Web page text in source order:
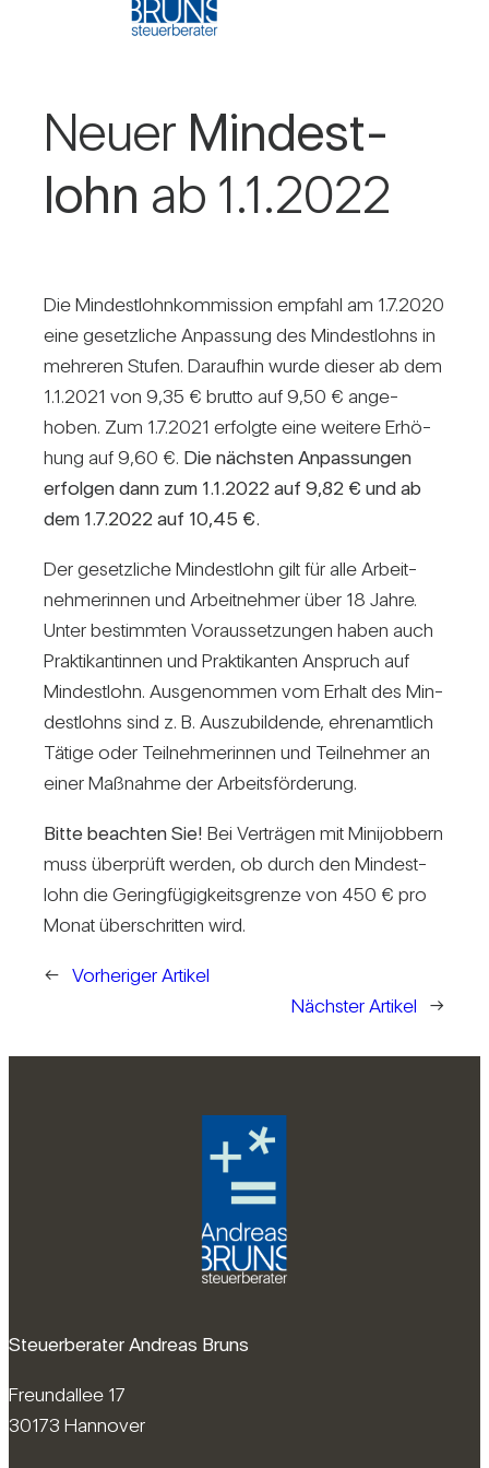
Neuer Min­dest­
lohn ab 1.1.2022
Die Min­dest­lohn­kom­mis­sion emp­fahl am 1.7.2020
eine gesetz­liche Anpas­sung des Min­dest­lohns in
meh­reren Stufen. Dar­aufhin wurde dieser ab dem
1.1.2021 von 9,35 € brutto auf 9,50 € ange­
hoben. Zum 1.7.2021 erfolgte eine wei­tere Erhö­
hung auf 9,60 €. Die nächsten Anpas­sungen
erfolgen dann zum 1.1.2022 auf 9,82 € und ab
dem 1.7.2022 auf 10,45 €.
Der gesetz­liche Min­dest­lohn gilt für alle Arbeit­
neh­me­rinnen und Arbeit­nehmer über 18 Jahre.
Unter bestimmten Vor­aus­set­zungen haben auch
Prak­ti­kan­tinnen und Prak­ti­kanten Anspruch auf
Min­dest­lohn. Aus­ge­nommen vom Erhalt des Min­
dest­lohns sind z. B. Aus­zu­bil­dende, ehren­amt­lich
Tätige oder Teil­neh­me­rinnen und Teil­nehmer an
einer Maß­nahme der Arbeits­för­de­rung.
Bitte beachten Sie! Bei Ver­trägen mit Mini­job­bern
muss über­prüft werden, ob durch den Min­dest­
lohn die Gering­fü­gig­keits­grenze von 450 € pro
Monat über­schritten wird.
← Vorheriger Artikel
Nächster Artikel
→
Steuerberater Andreas Bruns
Freundallee 17
30173 Hannover